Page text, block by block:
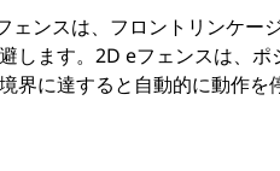
ェンスは、フロントリンケー
します。2D eフェンスは、
界に達すると自動的に動作を